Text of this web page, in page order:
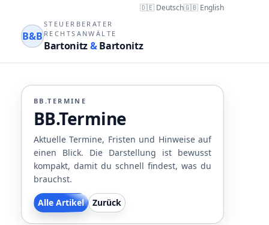
🇩🇪 Deutsch🇬🇧 English
B&B
STEUERBERATER
RECHTSANWÄLTE
Bartonitz&Bartonitz
BB.TERMINE
BB.Termine
Aktuelle Termine, Fristen und Hinweise auf
einen Blick. Die Darstellung ist bewusst
kompakt, damit du schnell findest, was du
brauchst.
Alle Artikel Zurück